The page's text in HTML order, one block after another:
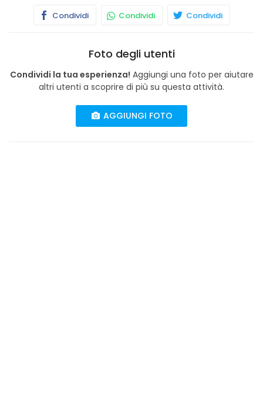
Condividi Condividi Condividi
Foto degli utenti
Condividi la tua esperienza! Aggiungi una foto per aiutare
altri utenti a scoprire di più su questa attività.
AGGIUNGI FOTO